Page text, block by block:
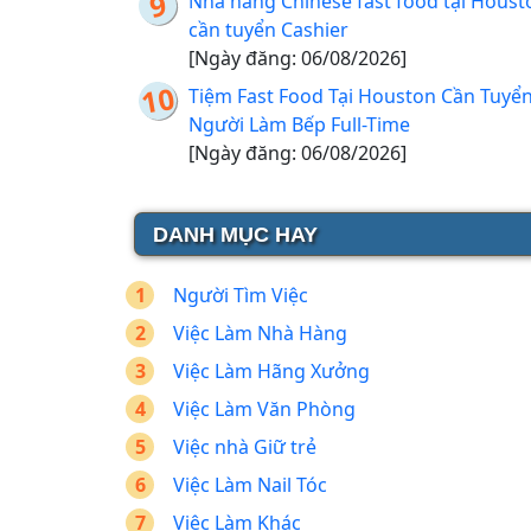
cần tuyển Cashier
[Ngày đăng: 06/08/2026]
Tiệm Fast Food Tại Houston Cần
Người Làm Bếp Full-Time
[Ngày đăng: 06/08/2026]
DANH MỤC HAY
Người Tìm Việc
Việc Làm Nhà Hàng
Việc Làm Hãng Xưởng
Việc Làm Văn Phòng
Việc nhà Giữ trẻ
Việc Làm Nail Tóc
Việc Làm Khác